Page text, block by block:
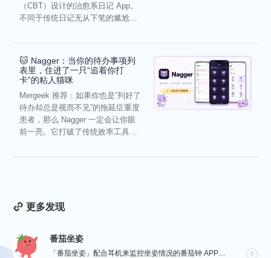
（CBT）设计的治愈系日记 App。
不同于传统日记无从下笔的尴尬，
🐱 Nagger：当你的待办事项列
表里，住进了一只“追着你打
卡”的粘人猫咪
Mergeek 推荐：如果你也是“列好了
待办却总是视而不见”的拖延症重度
患者，那么 Nagger 一定会让你眼
前一亮。它打破了传统效率工具冰
更多发现
番茄坐姿
「番茄坐姿」配合耳机来监控坐姿情况的番茄钟 APP，轻盈的界面，让番茄工作法发挥最大效果，详细也整洁...